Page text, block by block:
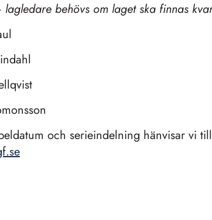
lagledare behövs om laget ska finnas
och serieindelning hänvisar vi